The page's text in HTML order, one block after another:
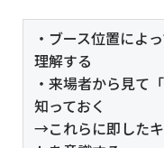
・ブース位置によ
理解する
・来場者から見て
知っておく
→これらに即した